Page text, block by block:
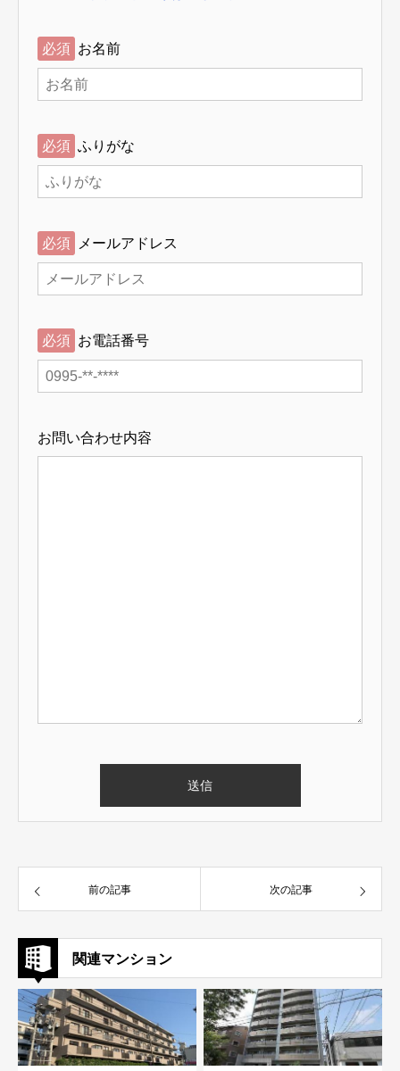
必須 お名前
必須 ふりがな
必須 メールアドレス
必須 お電話番号
お問い合わせ内容
前の記事 次の記事
関連マンション